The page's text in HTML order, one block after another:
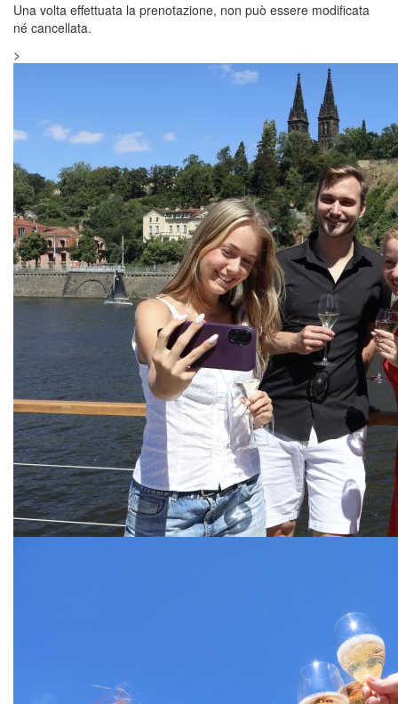
Una volta effettuata la prenotazione, non può essere modificata
né cancellata.
>